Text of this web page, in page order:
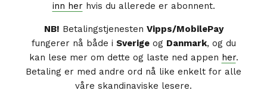
inn herhvis du allerede er abonnent.
NB! Betalingstjenesten Vipps/MobilePay
fungerer nå både i Sverigeog Danmark, og du
kan lese mer om dette og laste ned appen her.
Betaling er med andre ord nå like enkelt for alle
våre skandinaviske lesere.